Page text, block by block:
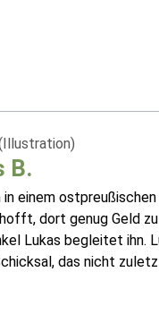
B.
in einem
dort genug Geld
Lukas begleitet
das nicht